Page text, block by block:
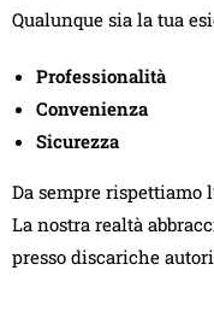
Qualunque sia la tua
Professionalità
Convenienza
Sicurezza
Da sempre rispettiamo
La nostra realtà
presso discariche